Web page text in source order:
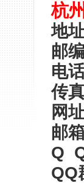
杭
地
邮
电
传
网
邮
Q
QQ